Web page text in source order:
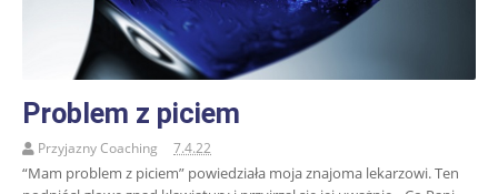
Problem z piciem
Przyjazny Coaching 7.4.22
“Mam problem z piciem” powiedziała moja znajoma lekarzowi. Ten